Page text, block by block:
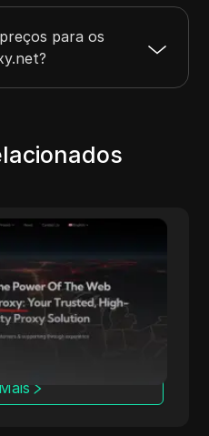
para os
popular de
anos de história
qualidade para
Sua rede global
geográficos,
residenciais e